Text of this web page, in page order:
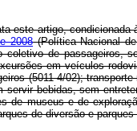
este artigo,
2008(Política Nacional
coletivo de passageiros,
em veículos
(5011-4/02);
bebidas, sem
de museus e de
de diversão e